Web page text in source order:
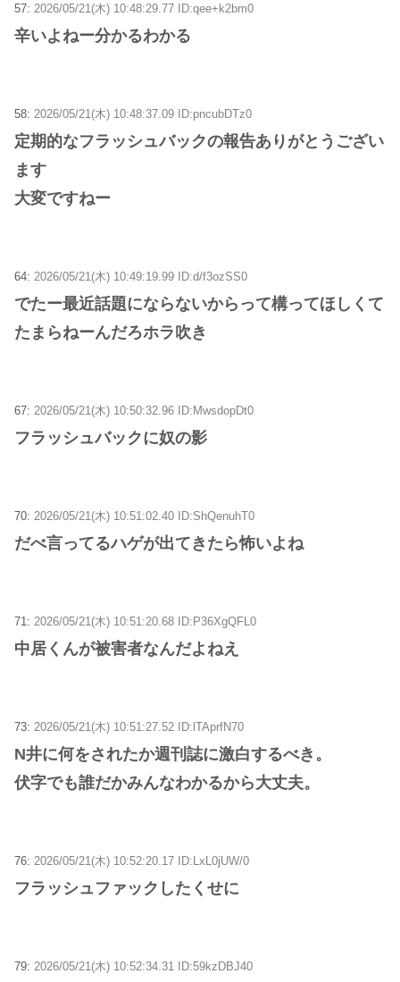
57: 2026/05/21(木) 10:48:29.77 ID:qee+k2bm0
辛いよねー分かるわかる
58: 2026/05/21(木) 10:48:37.09 ID:pncubDTz0
定期的なフラッシュバックの報告ありがとうござい
ます
大変ですねー
64: 2026/05/21(木) 10:49:19.99 ID:d/f3ozSS0
でたー最近話題にならないからって構ってほしくて
たまらねーんだろホラ吹き
67: 2026/05/21(木) 10:50:32.96 ID:MwsdopDt0
フラッシュバックに奴の影
70: 2026/05/21(木) 10:51:02.40 ID:ShQenuhT0
だべ言ってるハゲが出てきたら怖いよね
71: 2026/05/21(木) 10:51:20.68 ID:P36XgQFL0
中居くんが被害者なんだよねえ
73: 2026/05/21(木) 10:51:27.52 ID:lTAprfN70
N井に何をされたか週刊誌に激白するべき。
伏字でも誰だかみんなわかるから大丈夫。
76: 2026/05/21(木) 10:52:20.17 ID:LxL0jUW/0
フラッシュファックしたくせに
79: 2026/05/21(木) 10:52:34.31 ID:59kzDBJ40